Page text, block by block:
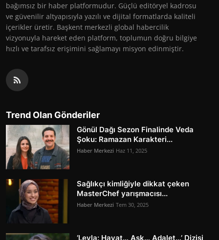
bağımsız bir haber platformudur. Güçlü editöryel kadrosu
ve güvenilir altyapısıyla yazılı ve dijital formatlarda kaliteli
içerikler üretir. Başkent merkezli global habercilik
vizyonuyla hareket eden platform, toplumun doğru bilgiye
hızlı ve tarafsız erişimini sağlamayı misyon edinmiştir.
Trend Olan Gönderiler
Gönül Dağı Sezon Finalinde Veda
Şoku: Ramazan Karakteri...
Haber Merkezi Haz 11, 2025
Sağlıkçı kimliğiyle dikkat çeken
MasterChef yarışmacısı...
Haber Merkezi Tem 30, 2025
‘Leyla: Hayat… Aşk… Adalet…’ Dizisi